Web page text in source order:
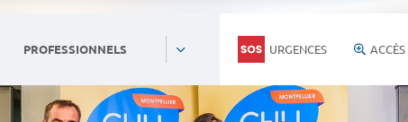
PROFESSIONNELS URGENCES